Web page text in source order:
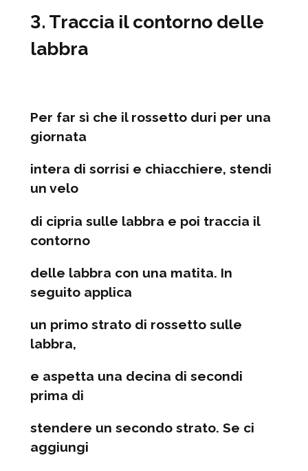
3. Traccia il contorno delle
labbra
Per far sì che il rossetto duri per una
giornata
intera di sorrisi e chiacchiere, stendi
un velo
di cipria sulle labbra e poi traccia il
contorno
delle labbra con una matita. In
seguito applica
un primo strato di rossetto sulle
labbra,
e aspetta una decina di secondi
prima di
stendere un secondo strato. Se ci
aggiungi